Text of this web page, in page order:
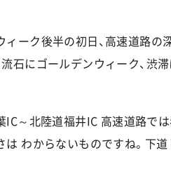
ィーク後半の初日、高速道路
石にゴールデンウィーク、渋
IC～北陸道福井IC 高速道路で
は わからないものですね。下